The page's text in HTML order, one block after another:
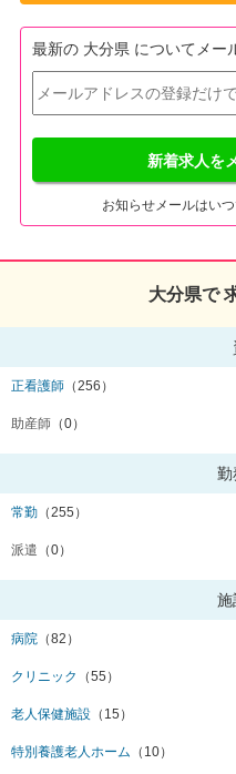
最新の 大分県 についてメー
新着求人を
お知らせメールはい
大分県で
正看護師 （256）
助産師 （0）
勤
常勤 （255）
派遣 （0）
施
病院 （82）
クリニック （55）
老人保健施設 （15）
特別養護老人ホーム （10）